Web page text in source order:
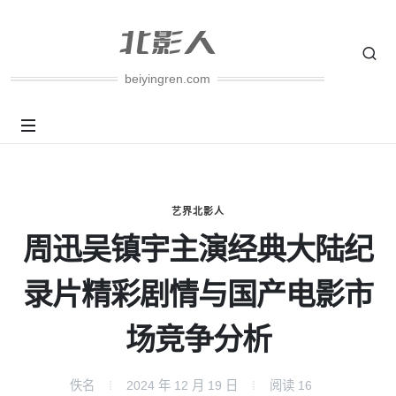
beiyingren.com
艺界北影人
周迅吴镇宇主演经典大陆纪
录片精彩剧情与国产电影市
场竞争分析
佚名 2024 年 12 月 19 日 阅读 16